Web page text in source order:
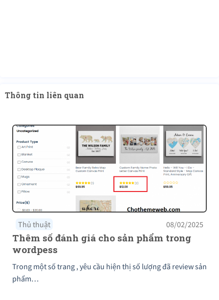
Thông tin liên quan
Thủ thuật 08/02/2025
Thêm số đánh giá cho sản phẩm trong
wordpess
Trong một số trang , yêu cầu hiện thị số lượng đã review sản
phẩm…